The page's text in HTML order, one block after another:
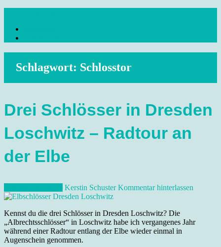
content
Reisetipps Dresden, Sehenswürdigkeiten, Ausflugsziele Sachsen,
Schlagwort: Schlosstor
Drei Schlösser in Dresden
Loschwitz – Radtour an
der Elbe
Kerstin Schuster Kommentar hinterlassen
Kennst du die drei Schlösser in Dresden Loschwitz? Die
„Albrechtsschlösser“ in Loschwitz habe ich vergangenes Jahr
während einer Radtour entlang der Elbe wieder einmal in
Augenschein genommen.